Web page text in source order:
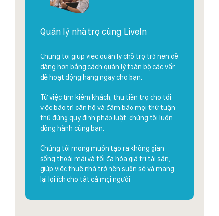
Quản lý nhà trọ cùng LiveIn
Chúng tôi giúp việc quản lý chỗ trọ trở nên dễ
dàng hơn bằng cách quản lý toàn bộ các vấn
đề hoạt động hàng ngày cho bạn.
Từ việc tìm kiếm khách, thu tiền trọ cho tới
việc bảo trì căn hộ và đảm bảo mọi thứ tuận
thủ đúng quy định pháp luật, chúng tôi luôn
đồng hành cùng bạn.
Chúng tôi mong muốn tạo ra không gian
sống thoải mái và tối đa hóa giá trị tài sản,
giúp việc thuê nhà trở nên suôn sẻ và mang
lại lợi ích cho tất cả mọi người